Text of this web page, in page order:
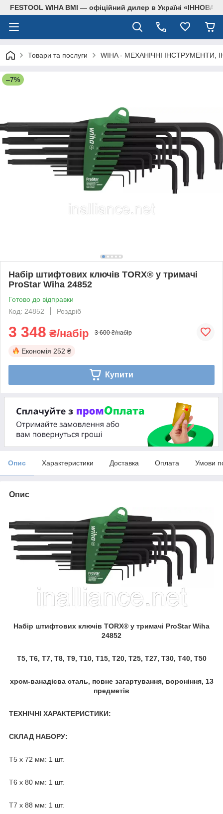
FESTOOL WIHA BMI — офіційний дилер в Україні
Товари та послуги WIHA - МЕХАНІЧНІ ІНСТРУМЕНТИ,
–7%
Набір штифтових ключів TORX® у тримачі
ProStar Wiha 24852
Готово до відправки
Код: 24852
Роздріб
3 348 ₴/набір 3 600 ₴/набір
Економія 252 ₴
Купити
Опис Характеристики Доставка Оплата Умови
Опис
Набір штифтових ключів TORX® у тримачі ProStar Wiha
24852
T5, T6, T7, T8, T9, T10, T15, T20, T25, T27, T30, T40, T50
хром-ванадієва сталь, повне загартування, вороніння, 13
предметів
ТЕХНІЧНІ ХАРАКТЕРИСТИКИ:
СКЛАД НАБОРУ:
Т5 х 72 мм: 1 шт.
Т6 х 80 мм: 1 шт.
Т7 х 88 мм: 1 шт.